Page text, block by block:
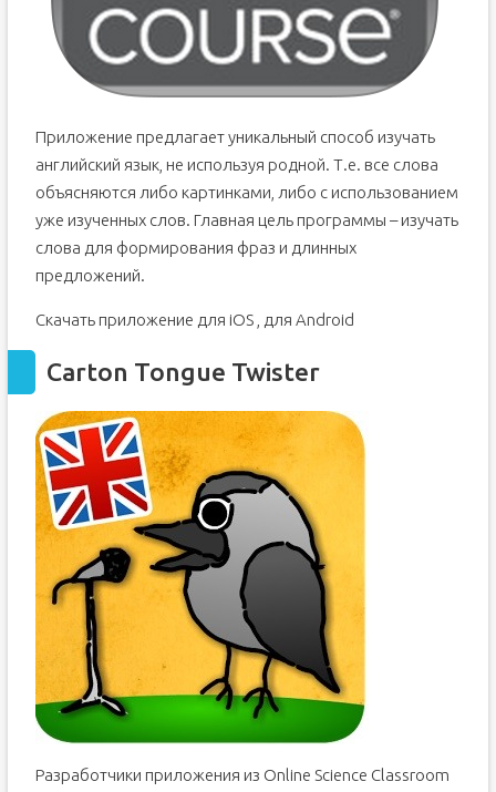
Приложение предлагает уникальный способ изучать
английский язык, не используя родной. Т.е. все слова
объясняются либо картинками, либо с использованием
уже изученных слов. Главная цель программы – изучать
слова для формирования фраз и длинных
предложений.
Скачать приложение для iOS , для Android
Carton Tongue Twister
Разработчики приложения из Online Science Classroom